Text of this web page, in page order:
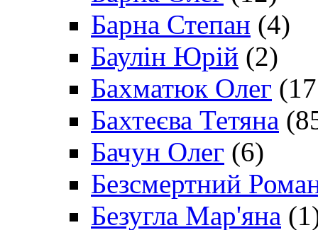
Барна Степан (4)
Баулін Юрій (2)
Бахматюк Олег
Бахтеєва Тетяна
Бачун Олег (6)
Безсмертний
Безугла Мар'яна